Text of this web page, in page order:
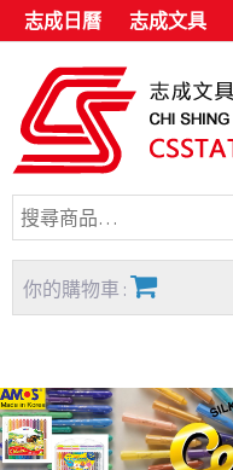
志成日曆 志成文具
你的購物車 :